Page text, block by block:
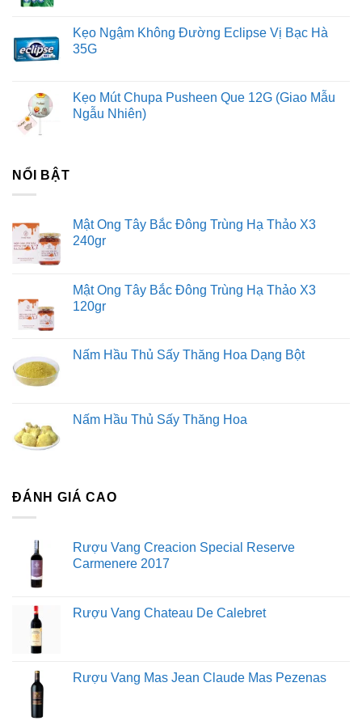
Axit amin:
Cung cấp 18 loại axit amin thiết yếu, trong
đó có nhiều loại mà cơ thể không tự tổng hợp được.
khoáng chất khác, cần thiết cho sự phát triển của
xương, máu và các chức năng cơ thể.
Công dụng tuyệt vời của yến sào đối với sức khỏe
Tăng cường sức khỏe, nâng cao sức đề kháng:
Giúp cơ thể khỏe mạnh, chống lại bệnh tật, phục hồi
Cải thiện trí nhớ, tăng cường chức năng não bộ:
trợ sự phát triển trí não ở trẻ em, tăng cường trí nhớ và
Hỗ trợ tiêu hóa:
thu dưỡng chất, giảm các triệu chứng khó tiêu, đầy
Kẹo Ngậm Không Đường Eclipse Vị Bạc Hà
35G
Kẹo Mút Chupa Pusheen Que 12G (Giao Mẫu
Ngẫu Nhiên)
NỔI BẬT
Mật Ong Tây Bắc Đông Trùng Hạ Thảo X3
240gr
Mật Ong Tây Bắc Đông Trùng Hạ Thảo X3
120gr
Nấm Hầu Thủ Sấy Thăng Hoa Dạng Bột
Nấm Hầu Thủ Sấy Thăng Hoa
ĐÁNH GIÁ CAO
Rượu Vang Creacion Special Reserve
Carmenere 2017
Rượu Vang Chateau De Calebret
Rượu Vang Mas Jean Claude Mas Pezenas